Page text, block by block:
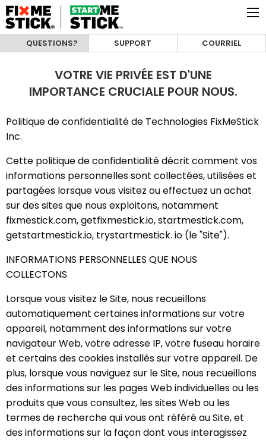
QUESTIONS? SUPPORT COURRIEL
VOTRE VIE PRIVÉE EST D'UNE
IMPORTANCE CRUCIALE POUR NOUS.
Politique de confidentialité de Technologies FixMeStick
Inc.
Cette politique de confidentialité décrit comment vos
informations personnelles sont collectées, utilisées et
partagées lorsque vous visitez ou effectuez un achat
sur des sites que nous exploitons, notamment
fixmestick.com, getfixmestick.io, startmestick.com,
getstartmestick.io, trystartmestick. io (le "Site").
INFORMATIONS PERSONNELLES QUE NOUS
COLLECTONS
Lorsque vous visitez le Site, nous recueillons
automatiquement certaines informations sur votre
appareil, notamment des informations sur votre
navigateur Web, votre adresse IP, votre fuseau horaire
et certains des cookies installés sur votre appareil. De
plus, lorsque vous naviguez sur le Site, nous recueillons
des informations sur les pages Web individuelles ou les
produits que vous consultez, les sites Web ou les
termes de recherche qui vous ont référé au Site, et
des informations sur la façon dont vous interagissez